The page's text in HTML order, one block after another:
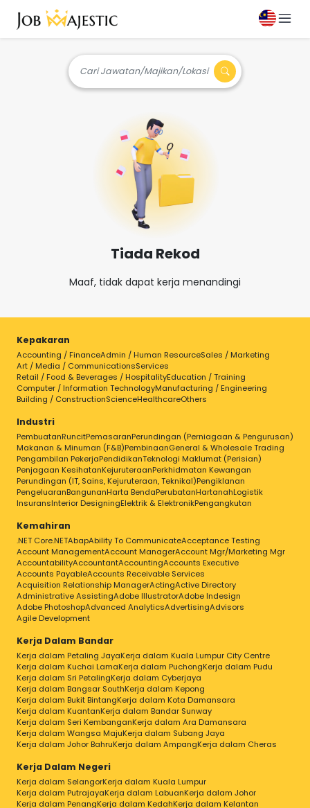
Cari Jawatan/Majikan/Lokasi
Tiada Rekod
Maaf, tidak dapat kerja menandingi
Kepakaran
Accounting / FinanceAdmin / Human ResourceSales / Marketing
Art / Media / CommunicationsServices
Retail / Food & Beverages / HospitalityEducation / Training
Computer / Information TechnologyManufacturing / Engineering
Building / ConstructionScienceHealthcareOthers
Industri
PembuatanRuncitPemasaranPerundingan (Perniagaan & Pengurusan)
Makanan & Minuman (F&B)PembinaanGeneral & Wholesale Trading
Pengambilan PekerjaPendidikanTeknologi Maklumat (Perisian)
Penjagaan KesihatanKejuruteraanPerkhidmatan Kewangan
Perundingan (IT, Sains, Kejuruteraan, Teknikal)Pengiklanan
PengeluaranBangunanHarta BendaPerubatanHartanahLogistik
InsuransInterior DesigningElektrik & ElektronikPengangkutan
Kemahiran
.NET Core.NETAbapAbility To CommunicateAcceptance Testing
Account ManagementAccount ManagerAccount Mgr/Marketing Mgr
AccountabilityAccountantAccountingAccounts Executive
Accounts PayableAccounts Receivable Services
Acquisition Relationship ManagerActingActive Directory
Administrative AssistingAdobe IllustratorAdobe Indesign
Adobe PhotoshopAdvanced AnalyticsAdvertisingAdvisors
Agile Development
Kerja Dalam Bandar
Kerja dalam Petaling JayaKerja dalam Kuala Lumpur City Centre
Kerja dalam Kuchai LamaKerja dalam PuchongKerja dalam Pudu
Kerja dalam Sri PetalingKerja dalam Cyberjaya
Kerja dalam Bangsar SouthKerja dalam Kepong
Kerja dalam Bukit BintangKerja dalam Kota Damansara
Kerja dalam KuantanKerja dalam Bandar Sunway
Kerja dalam Seri KembanganKerja dalam Ara Damansara
Kerja dalam Wangsa MajuKerja dalam Subang Jaya
Kerja dalam Johor BahruKerja dalam AmpangKerja dalam Cheras
Kerja Dalam Negeri
Kerja dalam SelangorKerja dalam Kuala Lumpur
Kerja dalam PutrajayaKerja dalam LabuanKerja dalam Johor
Kerja dalam PenangKerja dalam KedahKerja dalam Kelantan